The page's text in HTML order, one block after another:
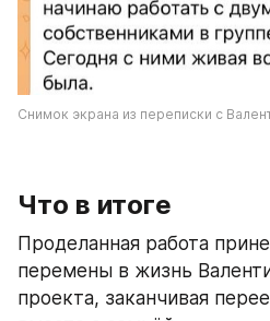
Снимок экрана из переписки с
Что в итоге
Проделанная работа
перемены в жизнь
проекта, заканчивая